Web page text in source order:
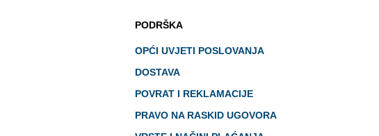
PODRŠKA
OPĆI UVJETI POSLOVANJA
DOSTAVA
POVRAT I REKLAMACIJE
PRAVO NA RASKID UGOVORA